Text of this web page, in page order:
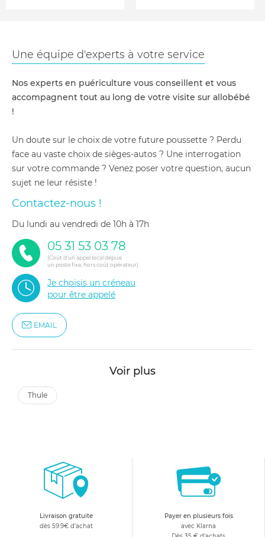
Une équipe d'experts à votre service
Nos experts en puériculture vous conseillent et vous
accompagnent tout au long de votre visite sur allobébé
!
Un doute sur le choix de votre future poussette ? Perdu
face au vaste choix de sièges-autos ? Une interrogation
sur votre commande ? Venez poser votre question, aucun
sujet ne leur résiste !
Contactez-nous !
du lundi au vendredi de 10h à 17h
05 31 53 03 78
(Coût d'un appel local depuis
un poste fixe, hors coût opérateur)
Je choisis un créneau
pour être appelé
EMAIL
Voir plus
thule
Livraison gratuite
dès 59.9€ d'achat
Payer en plusieurs fois
avec Klarna